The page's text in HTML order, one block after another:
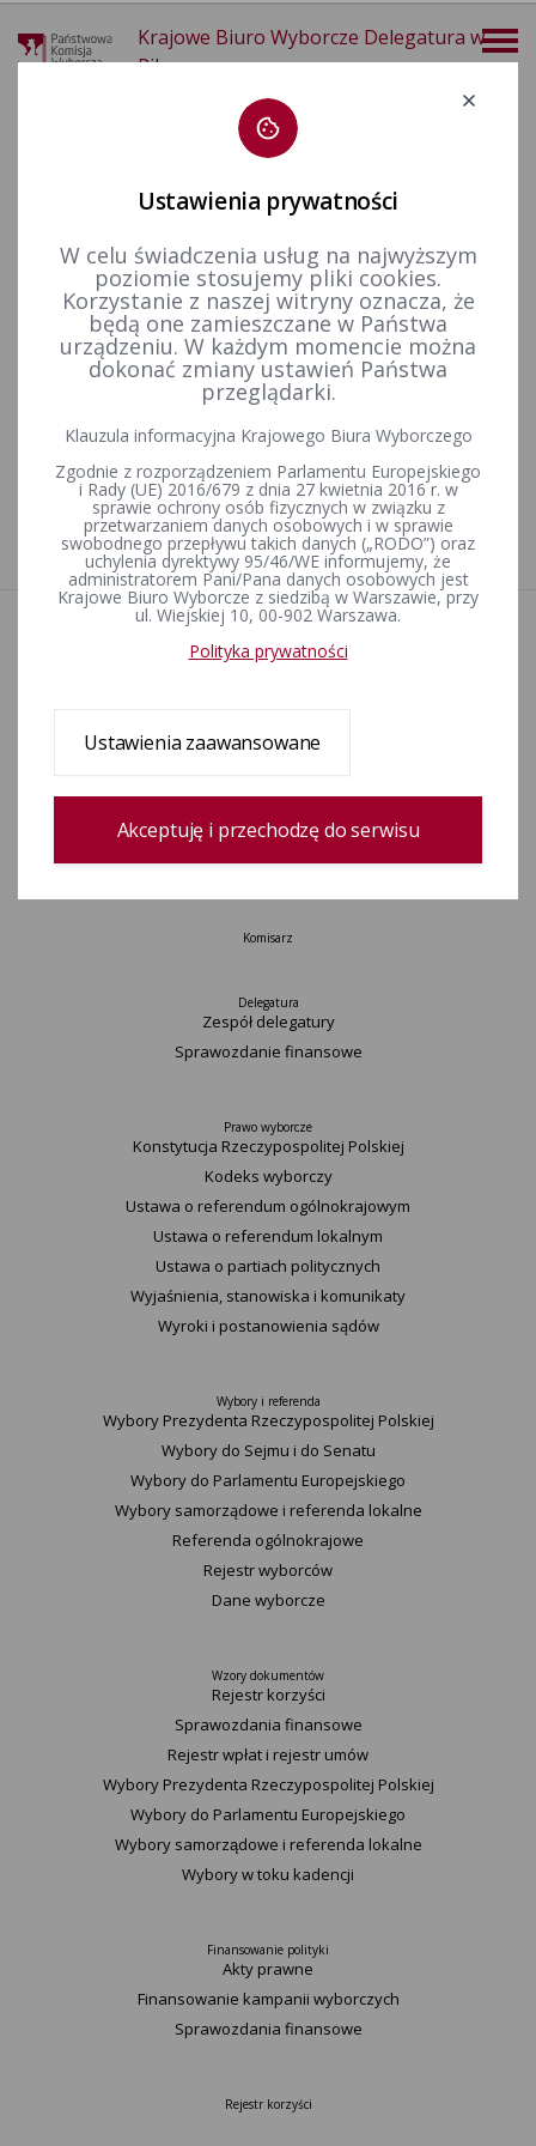
Krajowe Biuro Wyborcze Delegatura w
Pile
Wybory samorządowe i referenda lokalne Wybory samorządowe w 2014&nbsp;r. Obwody głosowania
Podział gmin na okręgi wyborcze i stałe obwody głosowania
1
Wydarzenia
Uchwały
Okręgi wyborcze i obwody głosowania
Konkurs „Wybieram Wybory”
Archiwum
Komisarz
Delegatura
Zespół delegatury
Sprawozdanie finansowe
Prawo wyborcze
Konstytucja Rzeczypospolitej Polskiej​
Kodeks wyborczy
Ustawa o referendum ogólnokrajowym
Ustawa o referendum lokalnym
Ustawa o partiach politycznych
Wyjaśnienia, stanowiska i komunikaty
Wyroki i postanowienia sądów
Wybory i referenda
Wybory Prezydenta Rzeczypospolitej Polskiej
Wybory do Sejmu i do Senatu
Wybory do Parlamentu Europejskiego
Wybory samorządowe i referenda lokalne
Referenda ogólnokrajowe
Rejestr wyborców
Dane wyborcze
Wzory dokumentów
Rejestr korzyści
Sprawozdania finansowe
Rejestr wpłat i rejestr umów
Wybory Prezydenta Rzeczypospolitej Polskiej
Wybory do Parlamentu Europejskiego
Wybory samorządowe i referenda lokalne
Wybory w toku kadencji
Finansowanie polityki
Akty prawne
Finansowanie kampanii wyborczych
Sprawozdania finansowe
Rejestr korzyści
Ustawienia prywatności
W celu świadczenia usług na najwyższym
poziomie stosujemy pliki cookies.
Korzystanie z naszej witryny oznacza, że
będą one zamieszczane w Państwa
urządzeniu. W każdym momencie można
dokonać zmiany ustawień Państwa
przeglądarki.
Klauzula informacyjna Krajowego Biura Wyborczego
Zgodnie z rozporządzeniem Parlamentu Europejskiego
i Rady (UE) 2016/679 z dnia 27 kwietnia 2016 r. w
sprawie ochrony osób fizycznych w związku z
przetwarzaniem danych osobowych i w sprawie
swobodnego przepływu takich danych („RODO”) oraz
uchylenia dyrektywy 95/46/WE informujemy, że
administratorem Pani/Pana danych osobowych jest
Krajowe Biuro Wyborcze z siedzibą w Warszawie, przy
ul. Wiejskiej 10, 00-902 Warszawa.
Polityka prywatności
Ustawienia zaawansowane
Akceptuję i przechodzę do serwisu